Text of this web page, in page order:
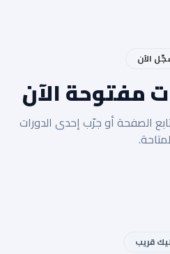
الآن
مفتوحة الآن
الصفحة أو جرّب إحدى الدورات
قريب